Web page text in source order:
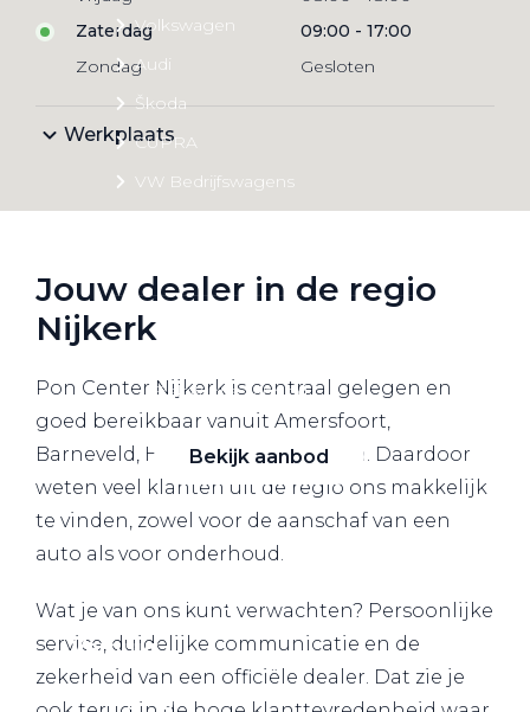
Volkswagen
Audi
Škoda
CUPRA
VW Bedrijfswagens
Bekijk ons aanbod
Bekijk aanbod
Elektrisch rijden
Verhuur
Vestigingen
Zaterdag
09:00 - 17:00
Zondag
Gesloten
Werkplaats
Jouw dealer in de regio
Nijkerk
Pon Center Nijkerk is centraal gelegen en
goed bereikbaar vanuit Amersfoort,
Barneveld, Hoevelaken en Putten. Daardoor
weten veel klanten uit de regio ons makkelijk
te vinden, zowel voor de aanschaf van een
auto als voor onderhoud.
Wat je van ons kunt verwachten? Persoonlijke
service, duidelijke communicatie en de
zekerheid van een officiële dealer. Dat zie je